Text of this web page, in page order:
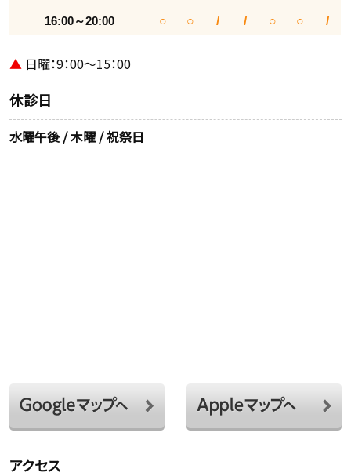
16:00～20:00 ○ ○ / / ○ ○ /
▲ 日曜：9：00～15：00
休診日
水曜午後 / 木曜 / 祝祭日
アクセス